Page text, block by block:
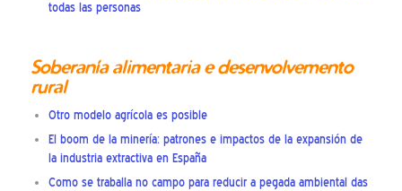
todas las personas
Soberanía alimentaria e desenvolvemento
rural
Otro modelo agrícola es posible
El boom de la minería: patrones e impactos de la expansión de
la industria extractiva en España
Como se traballa no campo para reducir a pegada ambiental das